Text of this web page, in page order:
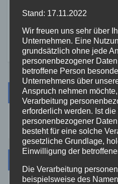
Asbach
Suche
Stand: 17.11.2022
Wir freuen uns sehr über
Unternehmen. Eine
grundsätzlich ohne jede
personenbezogener
betroffene Person
Unternehmens über
Anspruch nehmen
Verarbeitung
erforderlich werden. Ist die
personenbezogener
besteht für eine solche
gesetzliche Grundlage,
Einwilligung der
Die Verarbeitung
beispielsweise des